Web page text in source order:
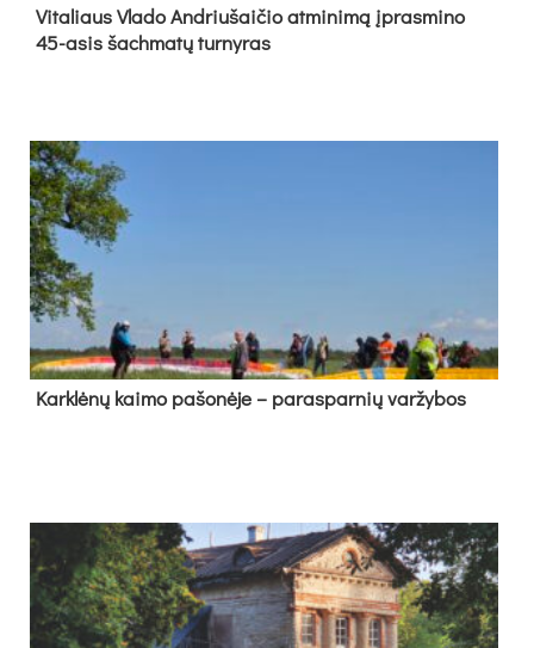
Vi­ta­liaus Vla­do And­riu­šai­čio at­mi­ni­mą įpras­mi­no
45-asis šach­ma­tų tur­ny­ras
Kark­lė­nų kai­mo pa­šo­nė­je – pa­ras­par­nių var­žy­bos